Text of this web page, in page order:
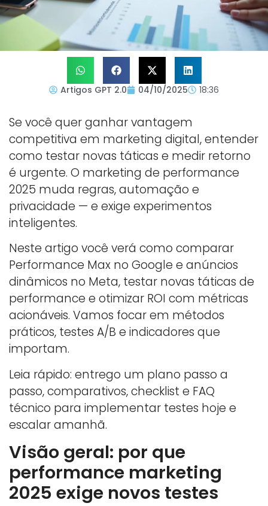
Artigos GPT 2.0 04/10/2025 18:36
Se você quer ganhar vantagem
competitiva em marketing digital, entender
como testar novas táticas e medir retorno
é urgente. O marketing de performance
2025 muda regras, automação e
privacidade — e exige experimentos
inteligentes.
Neste artigo você verá como comparar
Performance Max no Google e anúncios
dinâmicos no Meta, testar novas táticas de
performance e otimizar ROI com métricas
acionáveis. Vamos focar em métodos
práticos, testes A/B e indicadores que
importam.
Leia rápido: entrego um plano passo a
passo, comparativos, checklist e FAQ
técnico para implementar testes hoje e
escalar amanhã.
Visão geral: por que
performance marketing
2025 exige novos testes